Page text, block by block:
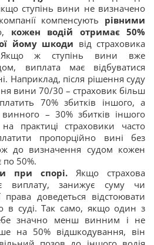
ступінь вини не визначено
компенсують рівними
кожен водій отримає 50%
йому шкоди від страховика
Якщо ж ступінь вини вже
виплата має відбуватися
Наприклад, після рішення суду
вини 70/30 – страховик більш
70% збитків іншого, а
– 30% збитків іншого
практиці страховики часто
пропорційно вині без
до визначення судом кожен
по 50%.
при спорі. Якщо страхова
виплату, занижує суму чи
права доведеться відстоювати
в суді. Так само, якщо один з
значно менш винним і не
на 50% відшкодування, він